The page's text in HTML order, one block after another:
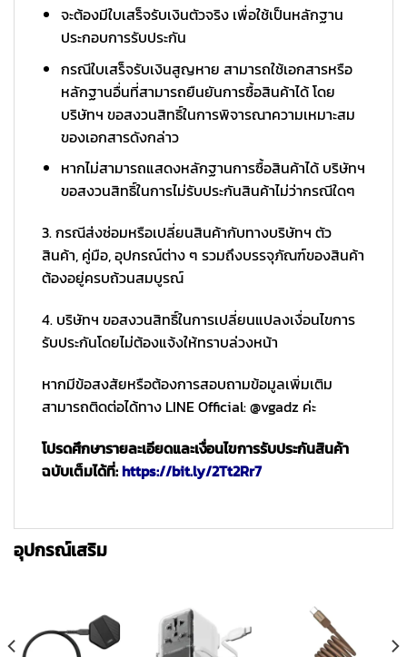
จะต้องมีใบเสร็จรับเงินตัวจริง เพื่อใช้เป็นหลักฐาน
ประกอบการรับประกัน
กรณีใบเสร็จรับเงินสูญหาย สามารถใช้เอกสารหรือ
หลักฐานอื่นที่สามารถยืนยันการซื้อสินค้าได้ โดย
บริษัทฯ ขอสงวนสิทธิ์ในการพิจารณาความเหมาะสม
ของเอกสารดังกล่าว
หากไม่สามารถแสดงหลักฐานการซื้อสินค้าได้ บริษัทฯ
ขอสงวนสิทธิ์ในการไม่รับประกันสินค้าไม่ว่ากรณีใดๆ
3. กรณีส่งซ่อมหรือเปลี่ยนสินค้ากับทางบริษัทฯ ตัว
สินค้า, คู่มือ, อุปกรณ์ต่าง ๆ รวมถึงบรรจุภัณฑ์ของสินค้า
ต้องอยู่ครบถ้วนสมบูรณ์
4. บริษัทฯ ขอสงวนสิทธิ์ในการเปลี่ยนแปลงเงื่อนไขการ
รับประกันโดยไม่ต้องแจ้งให้ทราบล่วงหน้า
หากมีข้อสงสัยหรือต้องการสอบถามข้อมูลเพิ่มเติม
สามารถติดต่อได้ทาง LINE Official: @vgadz ค่ะ
โปรดศึกษารายละเอียดและเงื่อนไขการรับประกันสินค้า
ฉบับเต็มได้ที่:https://bit.ly/2Tt2Rr7
อุปกรณ์เสริม